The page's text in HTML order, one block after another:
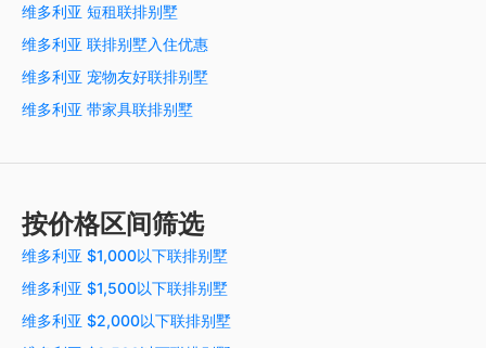
维多利亚 短租联排别墅
维多利亚 联排别墅入住优惠
维多利亚 宠物友好联排别墅
维多利亚 带家具联排别墅
按价格区间筛选
维多利亚 $1,000以下联排别墅
维多利亚 $1,500以下联排别墅
维多利亚 $2,000以下联排别墅